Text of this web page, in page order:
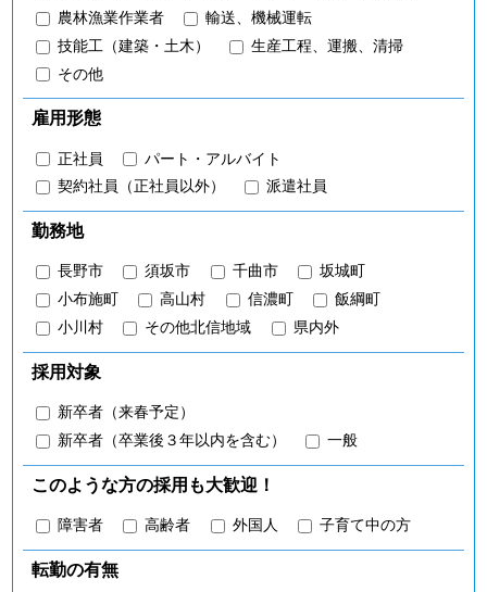
農林漁業作業者
輸送、機械運転
技能工（建築・土木）
生産工程、運搬、清掃
その他
雇用形態
正社員
パート・アルバイト
契約社員（正社員以外）
派遣社員
勤務地
長野市 須坂市 千曲市
坂城町
小布施町
高山村 信濃町
飯綱町
小川村
その他北信地域 県内外
採用対象
新卒者（来春予定）
新卒者（卒業後３年以内を含む）
一般
このような方の採用も大歓迎！
障害者 高齢者 外国人 子育て中の方
転勤の有無